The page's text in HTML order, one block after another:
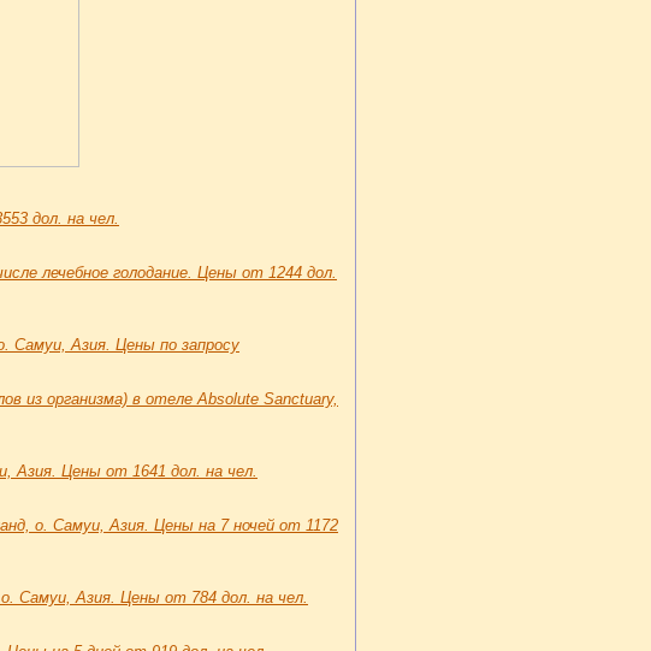
дол. на чел.
лечебное голодание. Цены от 1244 дол.
Самуи, Азия. Цены по запросу
из организма) в отеле Absolute Sanctuary,
Азия. Цены от 1641 дол. на чел.
о. Самуи, Азия. Цены на 7 ночей от 1172
Самуи, Азия. Цены от 784 дол. на чел.